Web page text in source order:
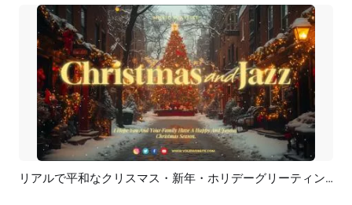
プレビュー カスタマイズ リアルで平和なクリスマス・新年・ホリデーグリーティングの音楽プレイリスト - YouTube チャンネル